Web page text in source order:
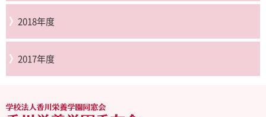
2018年度
2017年度